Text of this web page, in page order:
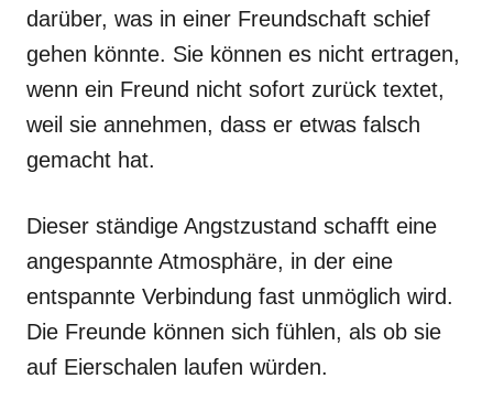
darüber, was in einer Freundschaft schief
gehen könnte. Sie können es nicht ertragen,
wenn ein Freund nicht sofort zurück textet,
weil sie annehmen, dass er etwas falsch
gemacht hat.
Dieser ständige Angstzustand schafft eine
angespannte Atmosphäre, in der eine
entspannte Verbindung fast unmöglich wird.
Die Freunde können sich fühlen, als ob sie
auf Eierschalen laufen würden.